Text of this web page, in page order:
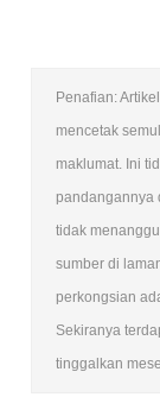
Penafian:
mencetak
maklumat. Ini
pandangannya
tidak
sumber di
perkongsian
Sekiranya
tinggalkan